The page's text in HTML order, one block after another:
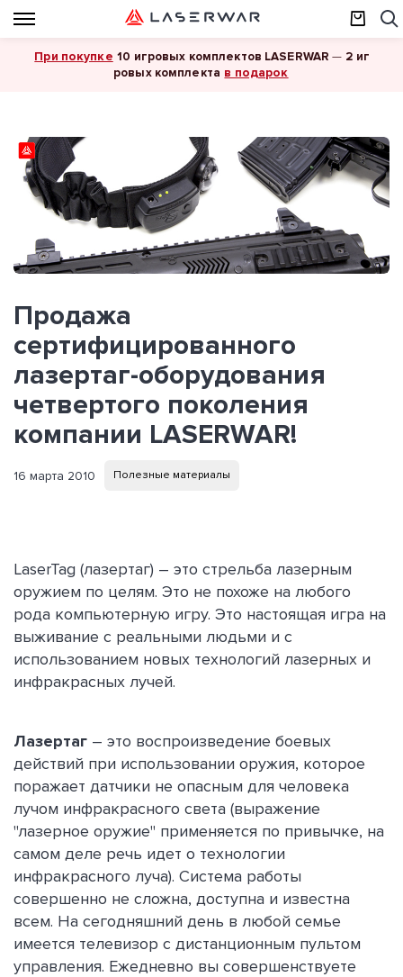
При покупке 10 игровых комплектов LASERWAR — 2 иг
ровых комплекта в подарок
Продажа
сертифицированного
лазертаг-оборудования
четвертого поколения
компании LASERWAR!
16 марта 2010 Полезные материалы
LaserTag (лазертаг) – это стрельба лазерным
оружием по целям. Это не похоже на любого
рода компьютерную игру. Это настоящая игра на
выживание с реальными людьми и с
использованием новых технологий лазерных и
инфракрасных лучей.
Лазертаг – это воспроизведение боевых
действий при использовании оружия, которое
поражает датчики не опасным для человека
лучом инфракрасного света (выражение
"лазерное оружие" применяется по привычке, на
самом деле речь идет о технологии
инфракрасного луча). Система работы
совершенно не сложна, доступна и известна
всем. На сегодняшний день в любой семье
имеется телевизор с дистанционным пультом
управления. Ежедневно вы совершенствуете